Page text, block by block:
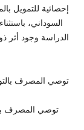
إحصائية للتمويل
السوداني،
الدراسة وجود أثر